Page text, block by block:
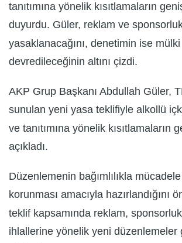
tanıtımına yönelik kısıtlamaların
duyurdu. Güler, reklam ve
yasaklanacağını, denetimin ise
devredileceğinin altını çizdi.
AKP Grup Başkanı Abdullah Güler,
sunulan yeni yasa teklifiyle alkollü
ve tanıtımına yönelik kısıtlamaların
açıkladı.
Düzenlemenin bağımlılıkla
korunması amacıyla hazırlandığını
teklif kapsamında reklam, sponsorluk
ihlallerine yönelik yeni düzenlemeler